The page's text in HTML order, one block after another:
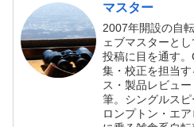
マスター
2007年開設の自
ェブマスターと
投稿に目を通す
集・校正を担当
ス・製品レビュ
筆。シングルス
ロンプトン・エ